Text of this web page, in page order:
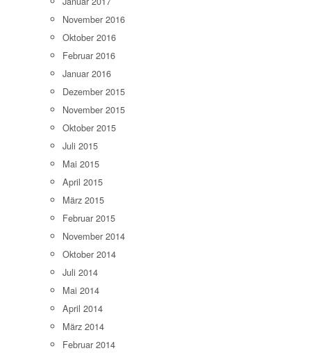
November 2016
Oktober 2016
Februar 2016
Januar 2016
Dezember 2015
November 2015
Oktober 2015
Juli 2015
Mai 2015
April 2015
März 2015
Februar 2015
November 2014
Oktober 2014
Juli 2014
Mai 2014
April 2014
März 2014
Februar 2014